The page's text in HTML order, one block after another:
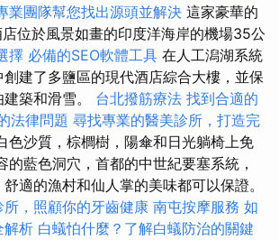
業團隊幫您找出源頭並解決 這家豪華的
位於風景如畫的印度洋海岸的機場35公
擇 必備的SEO軟體工具 在人工潟湖系統
建了多鹽區的現代酒店綜合大樓，並保
築和滑雪。 台北撥筋療法 找到合適的
法律問題 尋找專業的醫美診所，打造完
色沙質，棕櫚樹，陽傘和日光躺椅上免
的藍色洞穴，首都的中世紀要塞系統，
適的漁村和仙人掌的美味都可以保證。
，照顧你的牙齒健康 南屯按摩服務 如
解析 白蟻怕什麼？了解白蟻防治的關鍵